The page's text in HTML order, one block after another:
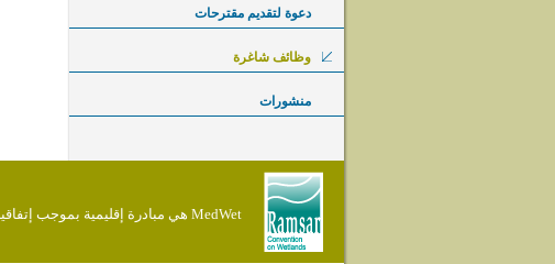
دعوة لتقديم مقترحات
وظائف شاغرة
منشورات
MedWet هي مبادرة إقليمية بموجب إتفاقية Ramsar